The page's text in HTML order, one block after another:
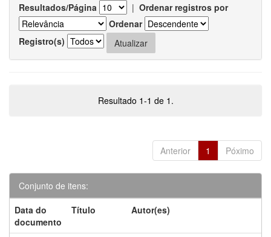
Resultados/Página | Ordenar registros por
Ordenar
Registro(s)
Resultado 1-1 de 1.
Anterior 1 Póximo
Conjunto de itens:
Data do
documento
Título Autor(es)